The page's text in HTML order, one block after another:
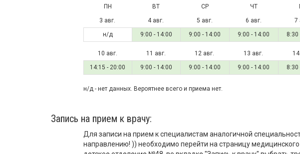
ПН ВТ СР ЧТ
3 авг.
4 авг. 5 авг. 6 авг. 7
н/д
9:00 - 14:00 9:00 - 14:00 9:00 - 14:00 8:30
10 авг. 11 авг. 12 авг. 13 авг.
14:15 - 20:00
9:00 - 14:00 9:00 - 14:00 9:00 - 14:00 8:30
н/д - нет данных. Вероятнее всего и приема нет.
Запись на прием к врачу:
Для записи на прием к специалистам аналогичной
направлению! )) необходимо перейти на страницу